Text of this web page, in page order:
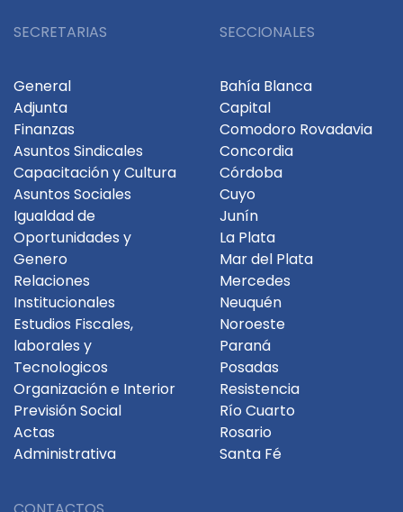
SECRETARIAS
General
Adjunta
Finanzas
Asuntos Sindicales
Capacitación y Cultura
Asuntos Sociales
Igualdad de
Oportunidades y
Genero
Relaciones
Institucionales
Estudios Fiscales,
laborales y
Tecnologicos
Organización e Interior
Previsión Social
Actas
Administrativa
SECCIONALES
Bahía Blanca
Capital
Comodoro Rovadavia
Concordia
Córdoba
Cuyo
Junín
La Plata
Mar del Plata
Mercedes
Neuquén
Noroeste
Paraná
Posadas
Resistencia
Río Cuarto
Rosario
Santa Fé